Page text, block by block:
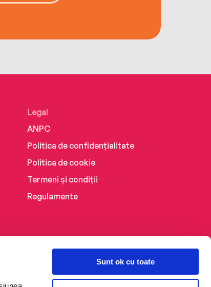
Sunt ok cu toate
Legal
ANPC
Politica de confidențialitate
Politica de cookie
Termeni și condiții
Regulamente